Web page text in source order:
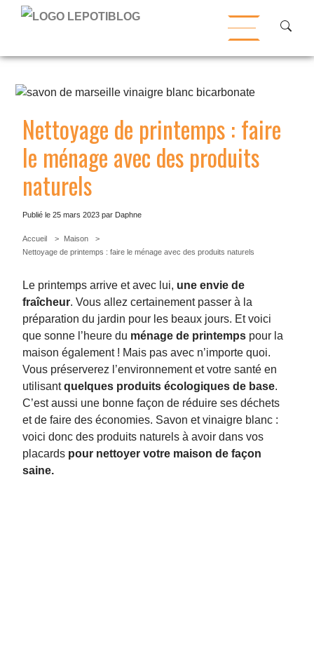
Nettoyage de printemps : faire
le ménage avec des produits
naturels
Publié le25 mars 2023 par Daphne
Accueil
Maison
Nettoyage de printemps : faire le ménage avec des produits naturels
Le printemps arrive et avec lui, une envie de
fraîcheur. Vous allez certainement passer à la
préparation du jardin pour les beaux jours. Et voici
que sonne l’heure du ménage de printemps pour la
maison également ! Mais pas avec n’importe quoi.
Vous préserverez l’environnement et votre santé en
utilisantquelques produits écologiques de base.
C’est aussi une bonne façon de réduire ses déchets
et de faire des économies. Savon et vinaigre blanc :
voici donc des produits naturels à avoir dans vos
placards pour nettoyer votre maison de façon
saine.